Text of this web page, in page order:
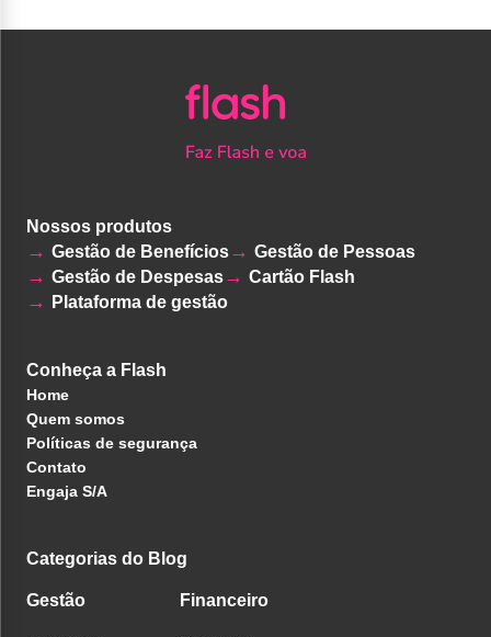
Nossos produtos
Gestão de Benefícios
Gestão de Pessoas
Gestão de Despesas
Cartão Flash
Plataforma de gestão
Conheça a Flash
Home
Quem somos
Políticas de segurança
Contato
Engaja S/A
Categorias do Blog
Gestão Financeiro